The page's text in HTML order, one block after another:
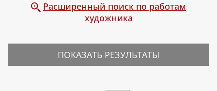
Расширенный поиск по работам
художника
ПОКАЗАТЬ РЕЗУЛЬТАТЫ